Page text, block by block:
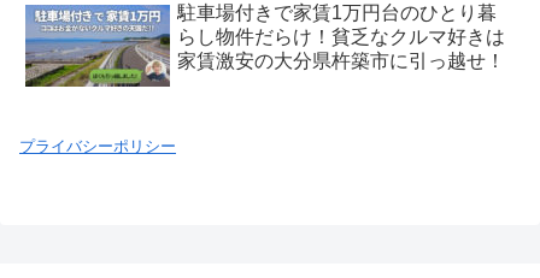
駐車場付きで家賃1万円台のひとり暮
らし物件だらけ！貧乏なクルマ好きは
家賃激安の大分県杵築市に引っ越せ！
プライバシーポリシー